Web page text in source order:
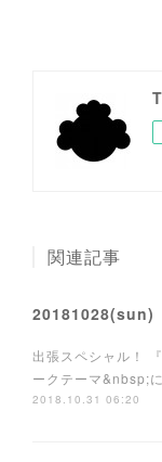
関連記事
20181028(sun)
出張スペシャル！
ークテーマ&nbsp;
2018.10.31 06:20